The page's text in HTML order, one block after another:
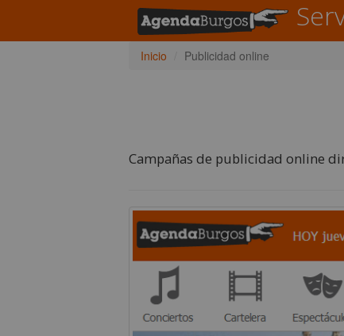
Inicio Publicidad online
Campañas de publicidad online